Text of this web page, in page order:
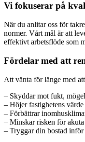
Vi fokuserar på
När du anlitar oss för
normer. Vårt mål är att
effektivt arbetsflöde som
Fördelar med att
Att vänta för länge med
– Skyddar mot fukt,
– Höjer fastighetens värde
– Förbättrar
– Minskar risken för
– Tryggar din bostad